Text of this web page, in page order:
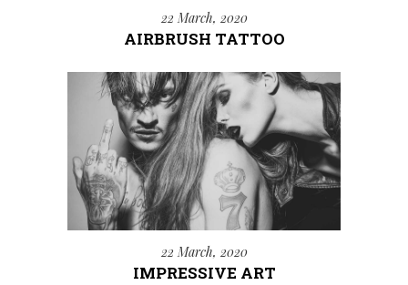
22 March, 2020
AIRBRUSH TATTOO
22 March, 2020
IMPRESSIVE ART